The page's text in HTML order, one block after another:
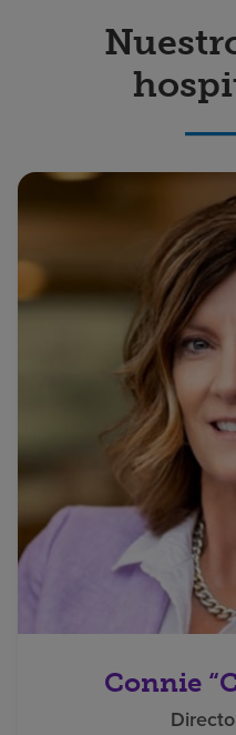
Connie